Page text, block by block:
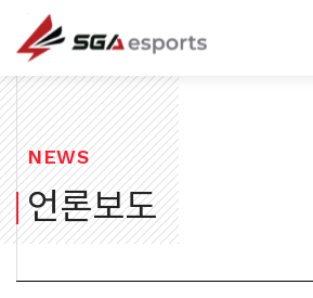
㈜에스지에이이스포츠
NEWS
언론보도